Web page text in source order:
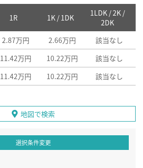
1R 1K / 1DK
1LDK / 2K /
2DK
2.87万円 2.66万円 該当なし
11.42万円 10.22万円 該当なし
11.42万円 10.22万円 該当なし
地図で検索
選択条件変更